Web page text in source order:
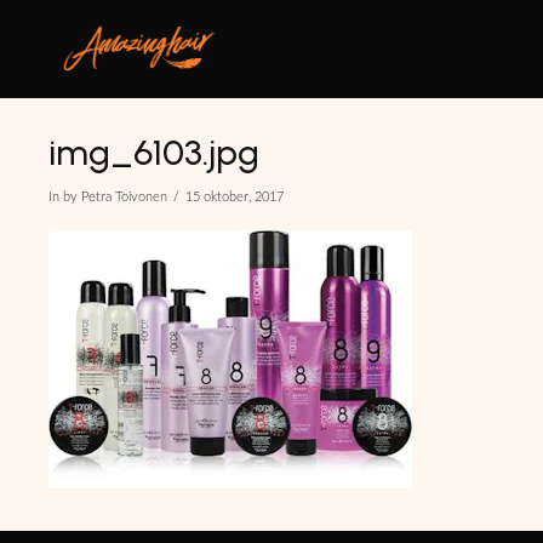
img_6103.jpg
In by Petra Toivonen 15 oktober, 2017